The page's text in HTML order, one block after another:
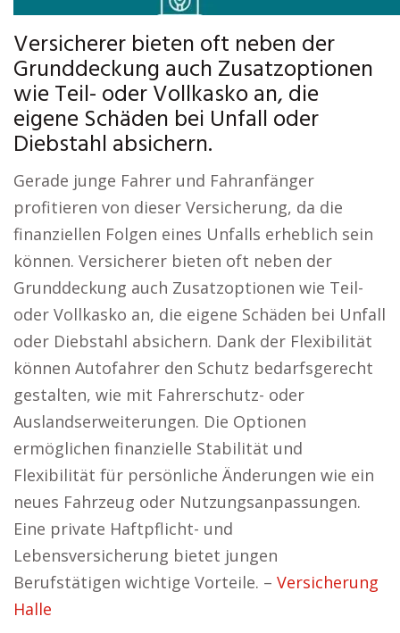
Versicherer bieten oft neben der
Grunddeckung auch Zusatzoptionen
wie Teil- oder Vollkasko an, die
eigene Schäden bei Unfall oder
Diebstahl absichern.
Gerade junge Fahrer und Fahranfänger
profitieren von dieser Versicherung, da die
finanziellen Folgen eines Unfalls erheblich sein
können. Versicherer bieten oft neben der
Grunddeckung auch Zusatzoptionen wie Teil-
oder Vollkasko an, die eigene Schäden bei Unfall
oder Diebstahl absichern. Dank der Flexibilität
können Autofahrer den Schutz bedarfsgerecht
gestalten, wie mit Fahrerschutz- oder
Auslandserweiterungen. Die Optionen
ermöglichen finanzielle Stabilität und
Flexibilität für persönliche Änderungen wie ein
neues Fahrzeug oder Nutzungsanpassungen.
Eine private Haftpflicht- und
Lebensversicherung bietet jungen
Berufstätigen wichtige Vorteile. – Versicherung
Halle